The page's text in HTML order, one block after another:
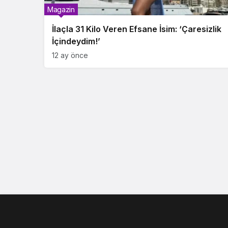
İlaçla 31 Kilo Veren Efsane İsim: ‘Çaresizlik
İçindeydim!’
Magazin
12 ay önce